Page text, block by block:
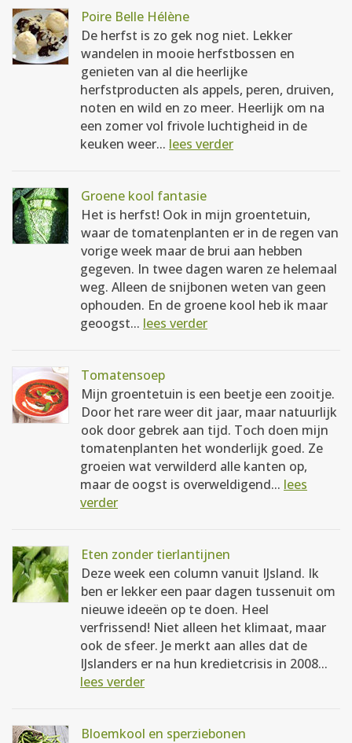
Poire Belle Hélène
De herfst is zo gek nog niet. Lekker
wandelen in mooie herfstbossen en
genieten van al die heerlijke
herfstproducten als appels, peren, druiven,
noten en wild en zo meer. Heerlijk om na
een zomer vol frivole luchtigheid in de
keuken weer... lees verder
Groene kool fantasie
Het is herfst! Ook in mijn groentetuin,
waar de tomatenplanten er in de regen van
vorige week maar de brui aan hebben
gegeven. In twee dagen waren ze helemaal
weg. Alleen de snijbonen weten van geen
ophouden. En de groene kool heb ik maar
geoogst... lees verder
Tomatensoep
Mijn groentetuin is een beetje een zooitje.
Door het rare weer dit jaar, maar natuurlijk
ook door gebrek aan tijd. Toch doen mijn
tomatenplanten het wonderlijk goed. Ze
groeien wat verwilderd alle kanten op,
maar de oogst is overweldigend... lees
verder
Eten zonder tierlantijnen
Deze week een column vanuit IJsland. Ik
ben er lekker een paar dagen tussenuit om
nieuwe ideeën op te doen. Heel
verfrissend! Niet alleen het klimaat, maar
ook de sfeer. Je merkt aan alles dat de
IJslanders er na hun kredietcrisis in 2008...
lees verder
Bloemkool en sperziebonen